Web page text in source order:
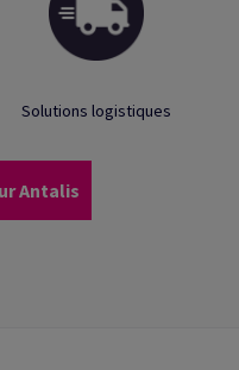
Solutions logistiques
Antalis